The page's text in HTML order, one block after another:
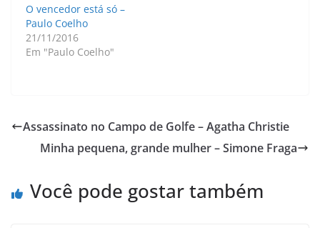
O vencedor está só –
Paulo Coelho
21/11/2016
Em "Paulo Coelho"
Assassinato no Campo de Golfe – Agatha Christie
Minha pequena, grande mulher – Simone Fraga
Você pode gostar também